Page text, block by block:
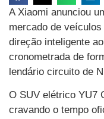
A Xiaomi anunciou
mercado de
direção inteligente
cronometrada de
lendário circuito de
O SUV elétrico YU7
cravando o tempo